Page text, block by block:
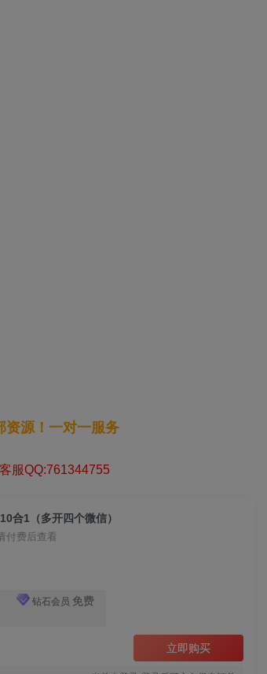
资源！一对一服务
服QQ:761344755
合1（多开四个微信）
付费后查看
钻石会员 免费
立即购买